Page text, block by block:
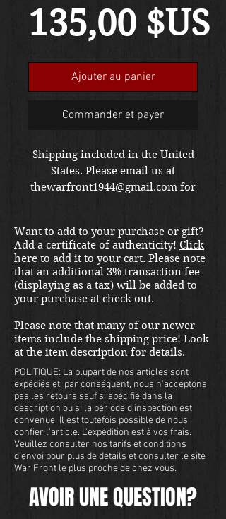
135,00 $US
Ajouter au panier
Commander et payer
Shipping included in the United
States. Please email us at
thewarfront1944@gmail.com for
Want to add to your purchase or gift?
Add a certificate of authenticity! Click
here to add it to your cart. Please note
that an additional 3% transaction fee
(displaying as a tax) will be added to
your purchase at check out.
Please note that many of our newer
items include the shipping price! Look
at the item description for details.
POLITIQUE: La plupart de nos articles sont
expédiés et, par conséquent, nous n'acceptons
pas les retours sauf si spécifié dans la
description ou si la période d'inspection est
convenue. Il est toutefois possible de nous
confier l'article. L'expédition est à vos frais.
Veuillez consulter nos tarifs et conditions
d'envoi pour plus de détails et consulter le site
War Front le plus proche de chez vous.
AVOIR UNE QUESTION?